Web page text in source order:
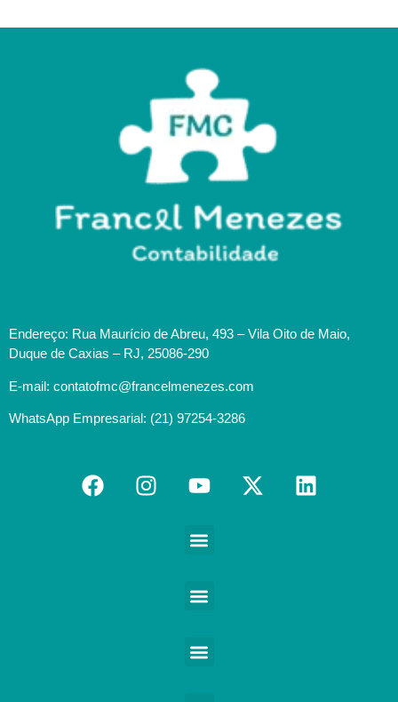
Endereço: Rua Maurício de Abreu, 493 – Vila Oito de Maio,
Duque de Caxias – RJ, 25086-290
E-mail: contatofmc@francelmenezes.com
WhatsApp Empresarial: (21) 97254-3286